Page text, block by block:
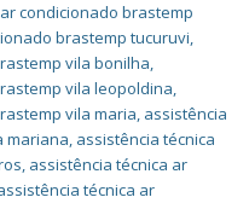
condicionado brastemp
brastemp tucuruvi,
vila bonilha,
vila leopoldina,
vila maria, assistência
mariana, assistência técnica
, assistência técnica ar
técnica ar